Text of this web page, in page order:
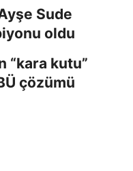
Sude
oldu
“kara kutu”
çözümü